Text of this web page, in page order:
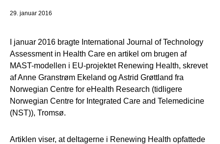
29. januar 2016
I januar 2016 bragte International Journal of Technology
Assessment in Health Care en artikel om brugen af
MAST-modellen i EU-projektet Renewing Health, skrevet
af Anne Granstrøm Ekeland og Astrid Grøttland fra
Norwegian Centre for eHealth Research (tidligere
Norwegian Centre for Integrated Care and Telemedicine
(NST)), Tromsø.
Artiklen viser, at deltagerne i Renewing Health opfattede